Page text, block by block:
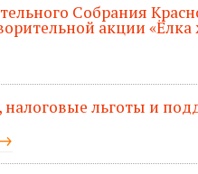
Собрания
акции
налоговые льготы и